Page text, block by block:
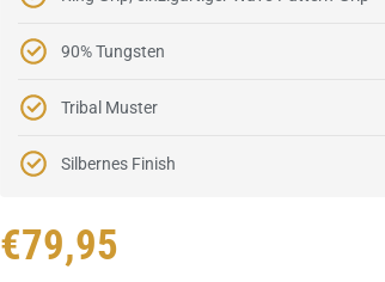
90% Tungsten
Tribal Muster
Silbernes Finish
Normaler
€79,95